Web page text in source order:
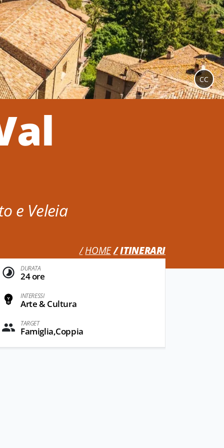
e Veleia
HOME ITINERARI
CC
DURATA
24 ore
INTERESSI
Arte & Cultura
TARGET
Famiglia,Coppia